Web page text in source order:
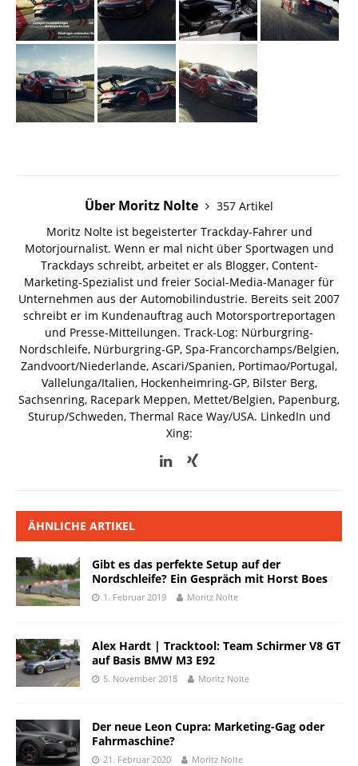
Über Moritz Nolte
357 Artikel
Moritz Nolte ist begeisterter Trackday-Fahrer und
Motorjournalist. Wenn er mal nicht über Sportwagen und
Trackdays schreibt, arbeitet er als Blogger, Content-
Marketing-Spezialist und freier Social-Media-Manager für
Unternehmen aus der Automobilindustrie. Bereits seit 2007
schreibt er im Kundenauftrag auch Motorsportreportagen
und Presse-Mitteilungen. Track-Log: Nürburgring-
Nordschleife, Nürburgring-GP, Spa-Francorchamps/Belgien,
Zandvoort/Niederlande, Ascari/Spanien, Portimao/Portugal,
Vallelunga/Italien, Hockenheimring-GP, Bilster Berg,
Sachsenring, Racepark Meppen, Mettet/Belgien, Papenburg,
Sturup/Schweden, Thermal Race Way/USA. LinkedIn und
Xing:
ÄHNLICHE ARTIKEL
Gibt es das perfekte Setup auf der
Nordschleife? Ein Gespräch mit Horst Boes
1. Februar 2019 Moritz Nolte
Alex Hardt | Tracktool: Team Schirmer V8 GT
auf Basis BMW M3 E92
5. November 2018 Moritz Nolte
Der neue Leon Cupra: Marketing-Gag oder
Fahrmaschine?
21. Februar 2020 Moritz Nolte